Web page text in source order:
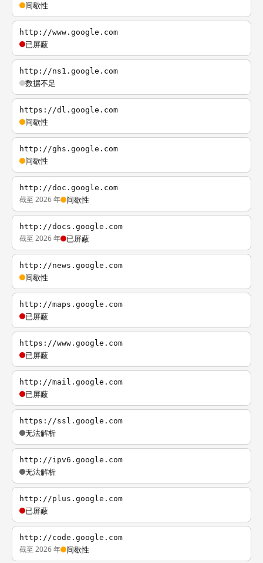
间歇性
http://www.google.com
已屏蔽
http://ns1.google.com
数据不足
https://dl.google.com
间歇性
http://ghs.google.com
间歇性
http://doc.google.com
截至 2026 年 间歇性
http://docs.google.com
截至 2026 年 已屏蔽
http://news.google.com
间歇性
http://maps.google.com
已屏蔽
https://www.google.com
已屏蔽
http://mail.google.com
已屏蔽
https://ssl.google.com
无法解析
http://ipv6.google.com
无法解析
http://plus.google.com
已屏蔽
http://code.google.com
截至 2026 年 间歇性